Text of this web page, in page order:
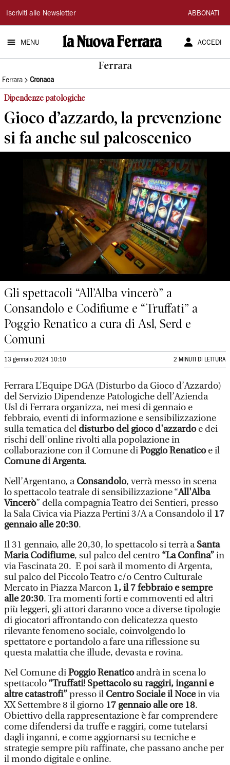
La
Nuova
Ferrara
Iscriviti alle Newsletter ABBONATI
MENU ACCEDI
Ferrara
Ferrara Cronaca
Dipendenze patologiche
Gioco d’azzardo, la prevenzione
si fa anche sul palcoscenico
Gli spettacoli “All’Alba vincerò” a
Consandolo e Codifiume e “Truffati” a
Poggio Renatico a cura di Asl, Serd e
Comuni
13 gennaio 2024 10:10 2 MINUTI DI LETTURA
Ferrara L’Equipe DGA (Disturbo da Gioco d’Azzardo)
del Servizio Dipendenze Patologiche dell’Azienda
Usl di Ferrara organizza, nei mesi di gennaio e
febbraio, eventi di informazione e sensibilizzazione
sulla tematica del disturbo del gioco d'azzardoe dei
rischi dell'online rivolti alla popolazione in
collaborazione con il Comune diPoggio Renaticoe il
Comune di Argenta.
Nell’Argentano, aConsandolo, verrà messo in scena
lo spettacolo teatrale di sensibilizzazione “All'Alba
Vincerò” della compagnia Teatro dei Sentieri, presso
la Sala Civica via Piazza Pertini 3/A a Consandolo il 17
gennaio alle 20:30.
Il 31 gennaio, alle 20,30, lo spettacolo si terrà aSanta
Maria Codifiume, sul palco del centro “La Confina”in
via Fascinata 20. E poi sarà il momento di Argenta,
sul palco del Piccolo Teatro c/o Centro Culturale
Mercato in Piazza Marcon 1, il 7 febbraio e sempre
alle 20:30. Tra momenti forti e commoventi ed altri
più leggeri, gli attori daranno voce a diverse tipologie
di giocatori affrontando con delicatezza questo
rilevante fenomeno sociale, coinvolgendo lo
spettatore e portandolo a fare una riflessione su
questa malattia che illude, devasta e rovina.
Nel Comune diPoggio Renaticoandrà in scena lo
spettacolo“Truffati! Spettacolo su raggiri, inganni e
altre catastrofi”presso il Centro Sociale il Nocein via
XX Settembre 8 il giorno 17 gennaio alle ore 18.
Obiettivo della rappresentazione è far comprendere
come difendersi da truffe e raggiri, come tutelarsi
dagli inganni, e come aggiornarsi su tecniche e
strategie sempre più raffinate, che passano anche per
il mondo digitale e online.